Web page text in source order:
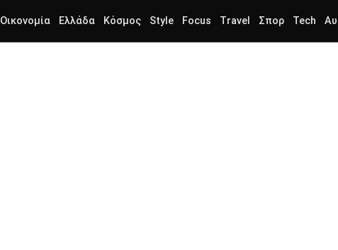
Οικονομία Ελλάδα Κόσμος Style Focus Travel Σπορ Tech